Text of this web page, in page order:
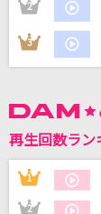
2
3
再生回数ラン
1
2